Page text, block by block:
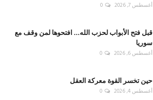
أغسطس 7, 2026 0
قبل فتح الأبواب لحزب الله... افتحوها لمن وقف مع
سوريا
أغسطس 6, 2026 0
حين تخسر القوة معركة العقل
أغسطس 4, 2026 0